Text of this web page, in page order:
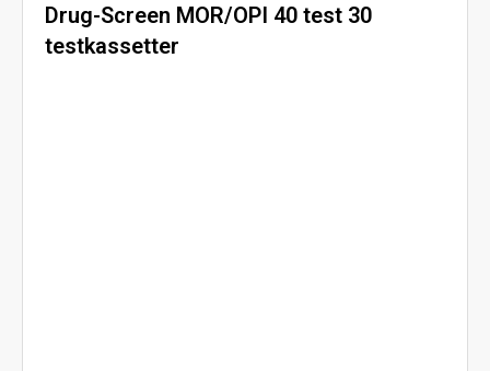
Drug-Screen MOR/OPI 40 test 30
testkassetter